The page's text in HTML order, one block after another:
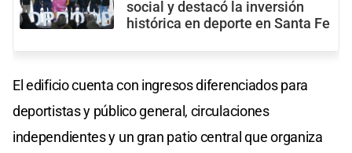
social y destacó la inversión
histórica en deporte en Santa Fe
El edificio cuenta con ingresos diferenciados para
deportistas y público general, circulaciones
independientes y un gran patio central que organiza